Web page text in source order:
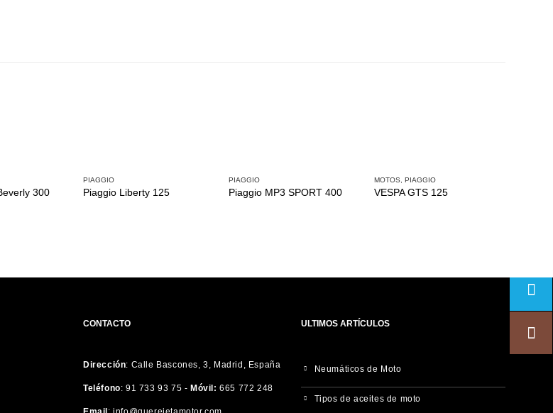
300
PIAGGIO
Piaggio Liberty 125
PIAGGIO
Piaggio MP3 SPORT 400
MOTOS PIAGGIO
VESPA GTS 125
CONTACTO
Dirección: Calle Bascones, 3, Madrid, España
Teléfono: 91 733 93 75 -Móvil: 665 772 248
ULTIMOS ARTÍCULOS
Neumáticos de Moto
Tipos de aceites de moto